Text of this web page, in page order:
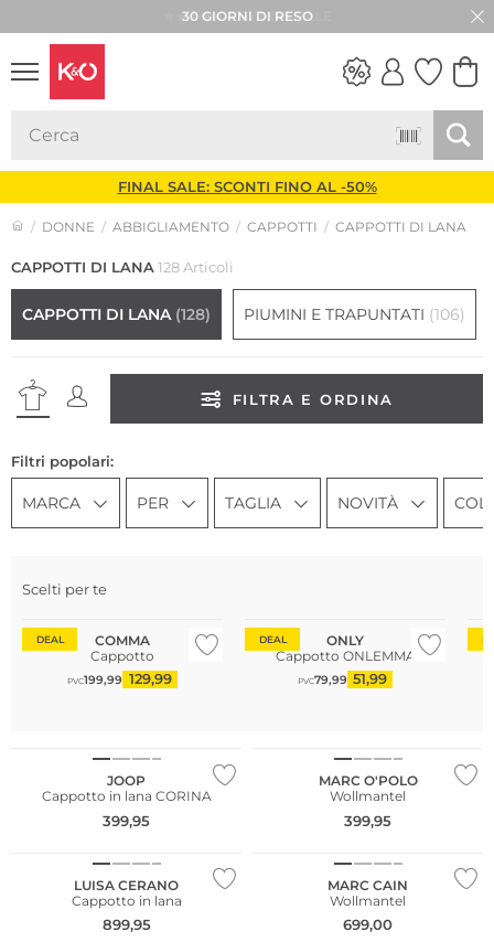
★★★★★ 4,8 / 5,0 STELLE
FINAL SALE: SCONTI FINO AL -50%
DONNE ABBIGLIAMENTO CAPPOTTI CAPPOTTI DI LANA
CAPPOTTI DI LANA128 Articoli
CAPPOTTI DI LANA (128) PIUMINI E TRAPUNTATI (106)
FILTRA E ORDINA
Filtri popolari:
MARCA PER TAGLIA NOVITÀ
Scelti per te
DEAL
Taglie grandi
COMMA
Cappotto
PVC199,99 129,99
DEAL
ONLY
Cappotto ONLEMMA
PVC79,99 51,99
JOOP
Cappotto in lana CORINA
399,95
MARC O'POLO
Wollmantel
399,95
LUISA CERANO
Cappotto in lana
899,95
MARC CAIN
Wollmantel
699,00